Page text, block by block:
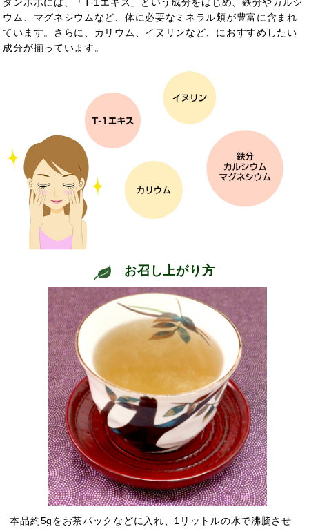
ウム、マグネシウムなど、体に必要なミネラル類が豊富に含まれ
ています。さらに、 カリウム、 イヌリンなど、 におすすめしたい
成分が揃っています。
お召し上がり方
本品約5gをお茶パックなどに入れ、1リットルの水で沸騰させ